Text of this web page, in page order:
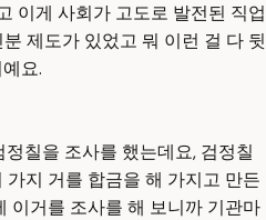
이게 사회가 고도로 발전된 직업
제도가 있었고 뭐 이런 걸 다 뒷
요.
칠을 조사를 했는데요, 검정칠
지 거를 합금을 해 가지고 만든
이거를 조사를 해 보니까 기관마